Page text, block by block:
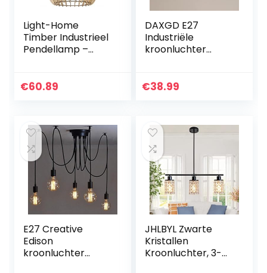
Light-Home
Timber Industrieel
Pendellamp –
Woonkamer,
Hanglamp…
€60.89
DAXGD E27
Industriële
kroonluchter
lampen voor
€38.99
E27 Creative
Edison
kroonluchter
JHLBYL Zwarte
Kristallen
Kroonluchter, 3-